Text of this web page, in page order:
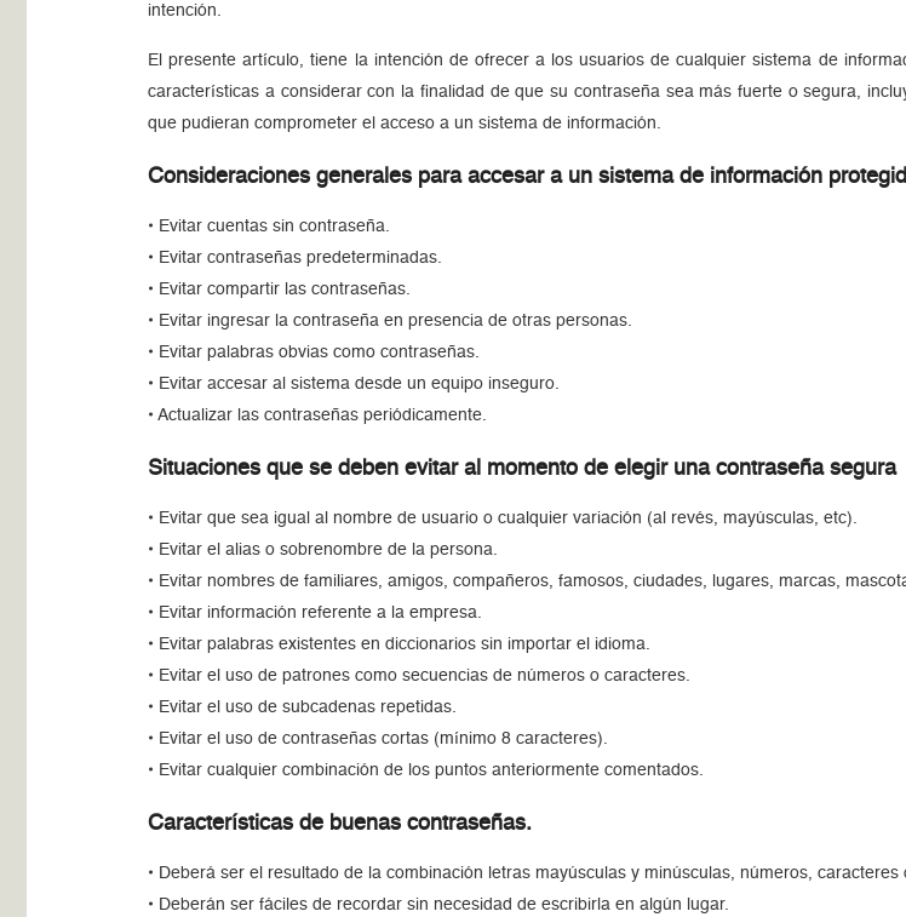
intención.
El presente artículo, tiene la intención de ofrecer a los usuarios de cualquier sistema de
características a considerar con la finalidad de que su contraseña sea más fuerte o segura,
que pudieran comprometer el acceso a un sistema de información.
Consideraciones generales para accesar a un sistema de información
• Evitar cuentas sin contraseña.
• Evitar contraseñas predeterminadas.
• Evitar compartir las contraseñas.
• Evitar ingresar la contraseña en presencia de otras personas.
• Evitar palabras obvias como contraseñas.
• Evitar accesar al sistema desde un equipo inseguro.
• Actualizar las contraseñas periódicamente.
Situaciones que se deben evitar al momento de elegir una contraseña segura
• Evitar que sea igual al nombre de usuario o cualquier variación (al revés, mayúsculas, etc).
• Evitar el alias o sobrenombre de la persona.
• Evitar nombres de familiares, amigos, compañeros, famosos, ciudades, lugares, marcas,
• Evitar información referente a la empresa.
• Evitar palabras existentes en diccionarios sin importar el idioma.
• Evitar el uso de patrones como secuencias de números o caracteres.
• Evitar el uso de subcadenas repetidas.
• Evitar el uso de contraseñas cortas (mínimo 8 caracteres).
• Evitar cualquier combinación de los puntos anteriormente comentados.
Características de buenas contraseñas.
• Deberá ser el resultado de la combinación letras mayúsculas y minúsculas, números, caracteres
• Deberán ser fáciles de recordar sin necesidad de escribirla en algún lugar.